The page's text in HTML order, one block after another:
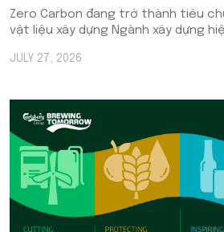
Zero Carbon đang trở thành tiêu
vật liệu xây dựng Ngành xây dựng
JULY 27, 2026